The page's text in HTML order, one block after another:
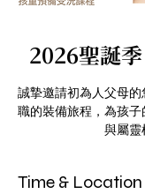
2026聖誕
誠摯邀請初為人父母
職的裝備旅程，為孩
與屬靈
Time & Location